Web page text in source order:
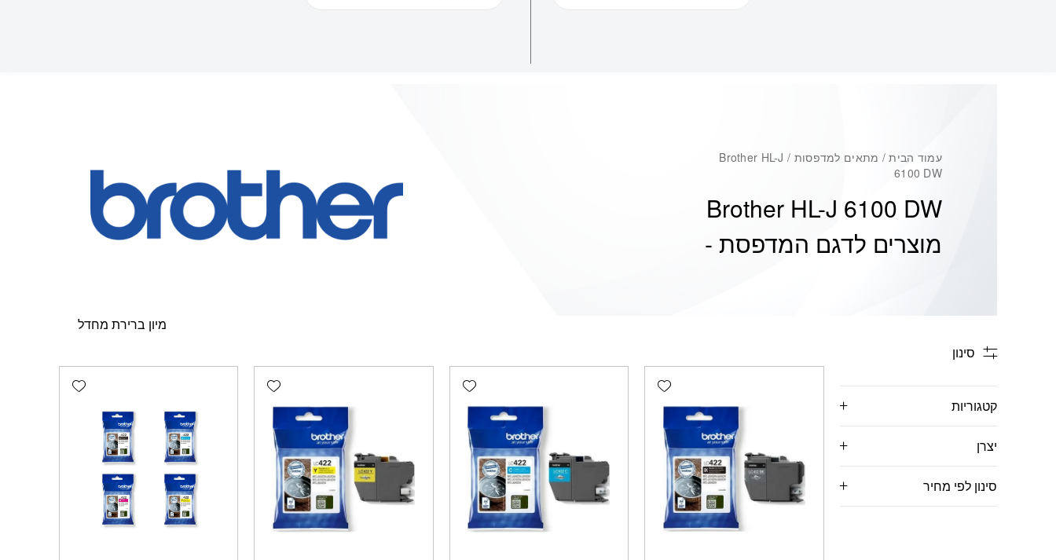
עמוד הבית
/ מתאים למדפסות / Brother HL-J
6100 DW
Brother HL-J 6100 DW
מוצרים לדגם המדפסת -
סינון
קטגוריות
יצרן
סינון לפי מחיר
Add wishlist
Add wishlist
Add wishlist
Add wishlist